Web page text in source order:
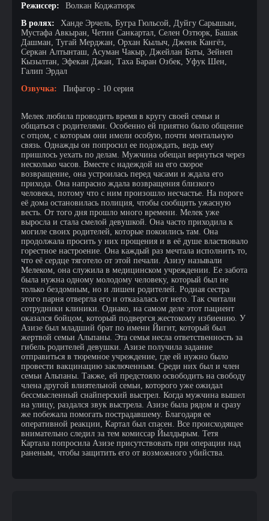
Режиссер:
Волкан Коджатюрк
В ролях:
Ханде Эрчель, Бугра Гюльсой, Дуйгу Сарышын,
Мустафа Авкыран, Четин Санкартал, Селен Озтюрк, Башак
Дашман, Тугай Мерджан, Орхан Кылыч, Дженк Кангёз,
Серкан Алтынташ, Асуман Чакыр, Джейлан Баты, Зейнеп
Кызылтан, Эфекан Джан, Таха Баран Озбек, Уфук Шен,
Галип Эрдал
Озвучка:
Пифагор - 10 серия
Мелек любила проводить время в кругу своей семьи и
общаться с родителями. Особенно ей приятно было общение
с отцом, с которым они имели особую, почти ментальную
связь. Однажды он попросил ее подождать, ведь ему
пришлось уехать по делам. Мужчина обещал вернуться через
несколько часов. Вместе с надеждой на его скорое
возвращение, она устроилась перед часами и ждала его
прихода. Она напрасно ждала возвращения близкого
человека, потому что с ним произошло несчастье. На пороге
её дома остановилась полиция, чтобы сообщить ужасную
весть. От того дня прошло много времени. Мелек уже
выросла и стала смелой девушкой. Она часто приходила к
могиле своих родителей, которые покоились там. Она
продолжала просить у них прощения и в её душе властвовало
горестное настроение. Она каждый раз мечтала исполнить то,
что её сердце тяготело от этой печали. Азизу называли
Мелеком, она служила в медицинском учреждении. Ее забота
была нужна одному молодому человеку, который был не
только бездомным, но и лишен родителей. Родная сестра
этого парня отвергла его и отказалась от него. Так считали
сотрудники клиники. Однако, на самом деле этот пациент
оказался бойцом, который подвергся жестокому избиению. У
Азизе был младший брат по имени Йигит, который был
жертвой семьи Альпаны. Эта семья несла ответственность за
гибель родителей девушки. Азизе получила задание
отправиться в тюремное учреждение, где ей нужно было
провести вакцинацию заключенным. Среди них был и член
семьи Альпаны. Также, ей предстояло освободить на свободу
члена другой влиятельной семьи, которого уже ожидал
бессмысленный снайперский выстрел. Когда мужчина вышел
на улицу, раздался звук выстрела. Азизе была рядом и сразу
же побежала помогать пострадавшему. Благодаря ее
оперативной реакции, Картал был спасен. Все происходящее
внимательно следил за тем комиссар Йылдырым. Тетя
Картала попросила Азизе присутствовать при операции над
раненым, чтобы защитить его от возможного убийства.